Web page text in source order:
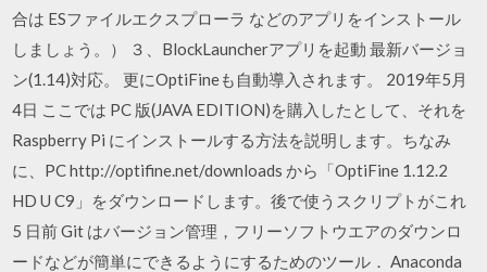
合は ESファイルエクスプローラ などのアプリをインストール
しましょう。） ３、BlockLauncherアプリを起動 最新バージョ
ン(1.14)対応。 更にOptiFineも自動導入されます。 2019年5月
4日 ここでは PC 版(JAVA EDITION)を購入したとして、それを
Raspberry Pi にインストールする方法を説明します。ちなみ
に、PC http://optifine.net/downloads から「OptiFine 1.12.2
HD U C9」をダウンロードします。後で使うスクリプトがこれ
5 日前 Git はバージョン管理，フリーソフトウエアのダウンロ
ードなどが簡単にできるようにするためのツール． Anaconda